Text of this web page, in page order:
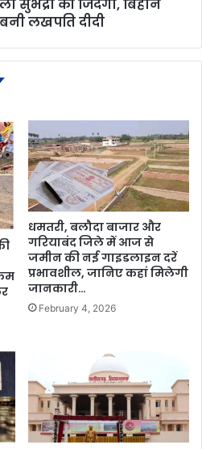
सुभद्रा की जिंदगी, बिहान
लखपति दीदी
धमतरी, बलौदा बाजार और
गरियाबंद जिले में आज से
जमीन की नई गाइडलाइन दरें
प्रभावशील, जानिए कहां मिलेगी
जानकारी…
February 4, 2026